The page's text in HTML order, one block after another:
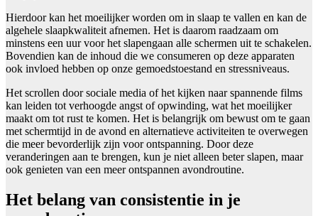
Hierdoor kan het moeilijker worden om in slaap te vallen en kan de
algehele slaapkwaliteit afnemen. Het is daarom raadzaam om
minstens een uur voor het slapengaan alle schermen uit te schakelen.
Bovendien kan de inhoud die we consumeren op deze apparaten
ook invloed hebben op onze gemoedstoestand en stressniveaus.
Het scrollen door sociale media of het kijken naar spannende films
kan leiden tot verhoogde angst of opwinding, wat het moeilijker
maakt om tot rust te komen. Het is belangrijk om bewust om te gaan
met schermtijd in de avond en alternatieve activiteiten te overwegen
die meer bevorderlijk zijn voor ontspanning. Door deze
veranderingen aan te brengen, kun je niet alleen beter slapen, maar
ook genieten van een meer ontspannen avondroutine.
Het belang van consistentie in je